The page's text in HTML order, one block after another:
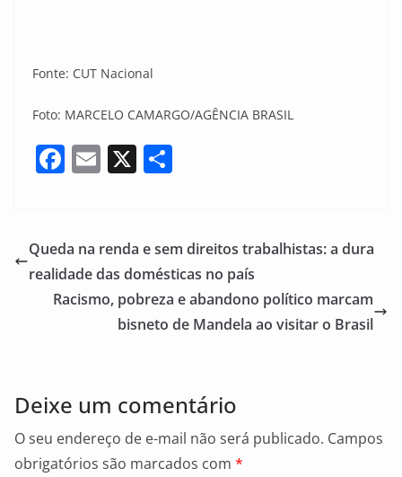
Fonte: CUT Nacional
Foto: MARCELO CAMARGO/AGÊNCIA BRASIL
F
e
b
o
E
l
X
e
Queda na renda e sem direitos trabalhistas: a dura
realidade das domésticas no país
Racismo, pobreza e abandono político marcam
bisneto de Mandela ao visitar o Brasil
Deixe um comentário
O seu endereço de e-mail não será publicado. Campos
obrigatórios são marcados com *